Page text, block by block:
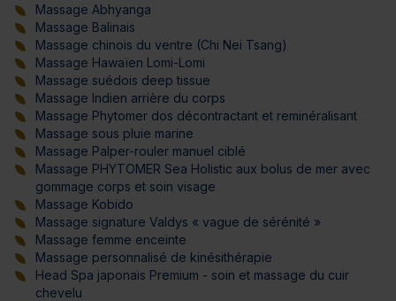
Massage Abhyanga
Massage Balinais
Massage chinois du ventre (Chi Nei Tsang)
Massage Hawaïen Lomi-Lomi
Massage suédois deep tissue
Massage Indien arrière du corps
Massage Phytomer dos décontractant et reminéralisant
Massage sous pluie marine
Massage Palper-rouler manuel ciblé
Massage PHYTOMER Sea Holistic aux bolus de mer avec
gommage corps et soin visage
Massage Kobido
Massage signature Valdys « vague de sérénité »
Massage femme enceinte
Massage personnalisé de kinésithérapie
Head Spa japonais Premium - soin et massage du cuir
chevelu